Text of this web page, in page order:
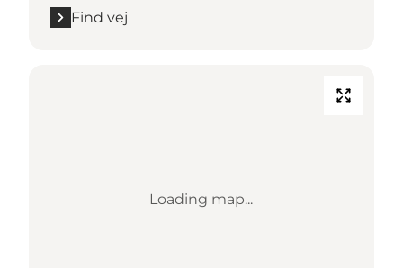
Find vej
Loading map...